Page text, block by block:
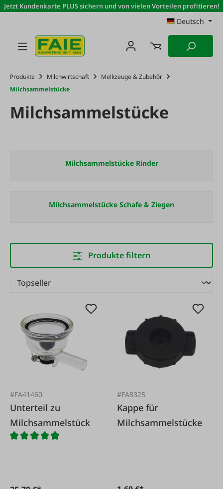
Zum Hauptinhalt springen
Jetzt Kundenkarte PLUS sichern und von vielen Vorteilen profitieren!
Deutsch
Produkte Milchwirtschaft
Melkzeuge & Zubehör
Milchsammelstücke
Milchsammelstücke
Milchsammelstücke Rinder
Milchsammelstücke Schafe & Ziegen
Produkte filtern
#FA41460
Unterteil zu
Milchsammelstück
#FA8325
Kappe für
Milchsammelstücke